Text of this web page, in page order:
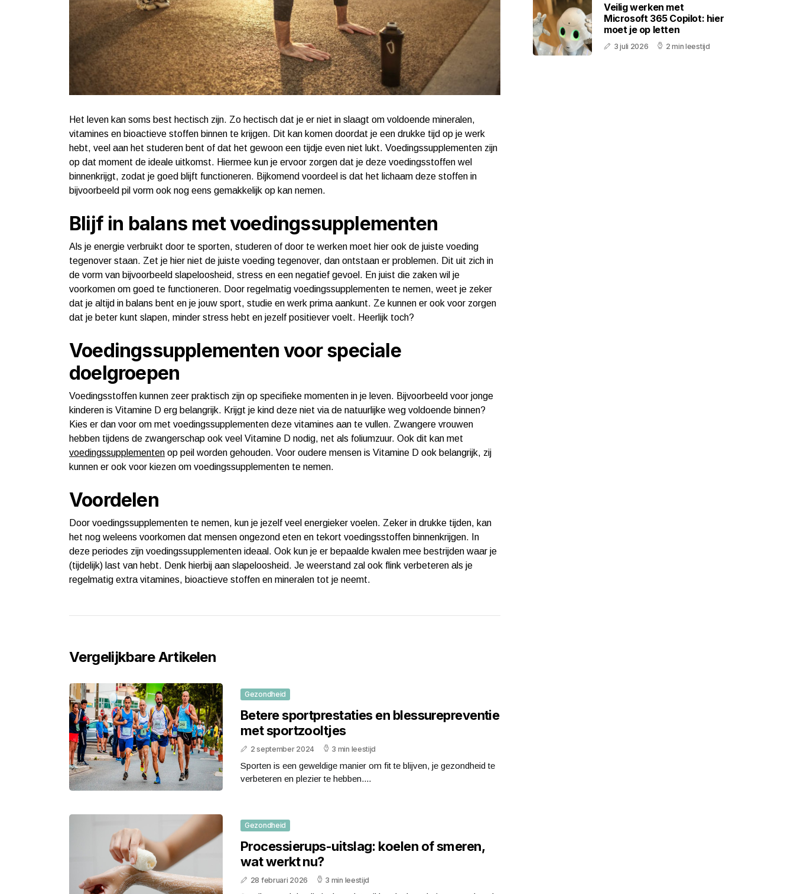
Het leven kan soms best hectisch zijn. Zo hectisch dat je er niet in slaagt om voldoende mineralen,
vitamines en bioactieve stoffen binnen te krijgen. Dit kan komen doordat je een drukke tijd op je werk
hebt, veel aan het studeren bent of dat het gewoon een tijdje even niet lukt. Voedingssupplementen zijn
op dat moment de ideale uitkomst. Hiermee kun je ervoor zorgen dat je deze voedingsstoffen wel
binnenkrijgt, zodat je goed blijft functioneren. Bijkomend voordeel is dat het lichaam deze stoffen in
bijvoorbeeld pil vorm ook nog eens gemakkelijk op kan nemen.
Blijf in balans met voedingssupplementen
Als je energie verbruikt door te sporten, studeren of door te werken moet hier ook de juiste voeding
tegenover staan. Zet je hier niet de juiste voeding tegenover, dan ontstaan er problemen. Dit uit zich in
de vorm van bijvoorbeeld slapeloosheid, stress en een negatief gevoel. En juist die zaken wil je
voorkomen om goed te functioneren. Door regelmatig voedingssupplementen te nemen, weet je zeker
dat je altijd in balans bent en je jouw sport, studie en werk prima aankunt. Ze kunnen er ook voor zorgen
dat je beter kunt slapen, minder stress hebt en jezelf positiever voelt. Heerlijk toch?
Voedingssupplementen voor speciale
doelgroepen
Voedingsstoffen kunnen zeer praktisch zijn op specifieke momenten in je leven. Bijvoorbeeld voor jonge
kinderen is Vitamine D erg belangrijk. Krijgt je kind deze niet via de natuurlijke weg voldoende binnen?
Kies er dan voor om met voedingssupplementen deze vitamines aan te vullen. Zwangere vrouwen
hebben tijdens de zwangerschap ook veel Vitamine D nodig, net als foliumzuur. Ook dit kan met
voedingssupplementen op peil worden gehouden. Voor oudere mensen is Vitamine D ook belangrijk, zij
kunnen er ook voor kiezen om voedingssupplementen te nemen.
Voordelen
Door voedingssupplementen te nemen, kun je jezelf veel energieker voelen. Zeker in drukke tijden, kan
het nog weleens voorkomen dat mensen ongezond eten en tekort voedingsstoffen binnenkrijgen. In
deze periodes zijn voedingssupplementen ideaal. Ook kun je er bepaalde kwalen mee bestrijden waar je
(tijdelijk) last van hebt. Denk hierbij aan slapeloosheid. Je weerstand zal ook flink verbeteren als je
regelmatig extra vitamines, bioactieve stoffen en mineralen tot je neemt.
Vergelijkbare Artikelen
Gezondheid
Betere sportprestaties en blessurepreventie
met sportzooltjes
2 september 2024 3 min leestijd
Sporten is een geweldige manier om fit te blijven, je gezondheid te
verbeteren en plezier te hebben....
Gezondheid
Processierups-uitslag: koelen of smeren,
wat werkt nu?
28 februari 2026 3 min leestijd
Veilig werken met
Microsoft 365 Copilot: hier
moet je op letten
3 juli 2026 2 min leestijd